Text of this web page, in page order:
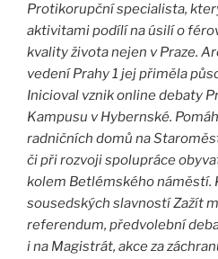
Protikorupční specialista,
aktivitami podílí na úsilí o
kvality života nejen v Praze.
vedení Prahy 1 jej přiměla
Inicioval vznik online debaty
Kampusu v Hybernské.
radničních domů na
či při rozvoji spolupráce
kolem Betlémského náměstí.
sousedských slavností Zažít
referendum, předvolební
i na Magistrát, akce za